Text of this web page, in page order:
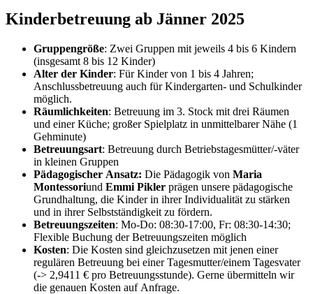
Kinderbetreuung ab Jänner 2025
Gruppengröße: Zwei Gruppen mit jeweils 4 bis 6 Kindern
(insgesamt 8 bis 12 Kinder)
Alter der Kinder: Für Kinder von 1 bis 4 Jahren;
Anschlussbetreuung auch für Kindergarten- und Schulkinder
möglich.
Räumlichkeiten: Betreuung im 3. Stock mit drei Räumen
und einer Küche; großer Spielplatz in unmittelbarer Nähe (1
Gehminute)
Betreuungsart: Betreuung durch Betriebstagesmütter/-väter
in kleinen Gruppen
Pädagogischer Ansatz: Die Pädagogik von Maria
Montessoriund Emmi Pikler prägen unsere pädagogische
Grundhaltung, die Kinder in ihrer Individualität zu stärken
und in ihrer Selbstständigkeit zu fördern.
Betreuungszeiten: Mo-Do: 08:30-17:00, Fr: 08:30-14:30;
Flexible Buchung der Betreuungszeiten möglich
Kosten: Die Kosten sind gleichzusetzen mit jenen einer
regulären Betreuung bei einer Tagesmutter/einem Tagesvater
(-> 2,9411 € pro Betreuungsstunde). Gerne übermitteln wir
die genauen Kosten auf Anfrage.